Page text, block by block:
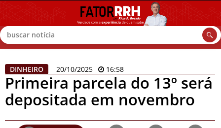
Buscar
DINHEIRO 20/10/2025 16:58
Primeira parcela do 13º será
depositada em novembro